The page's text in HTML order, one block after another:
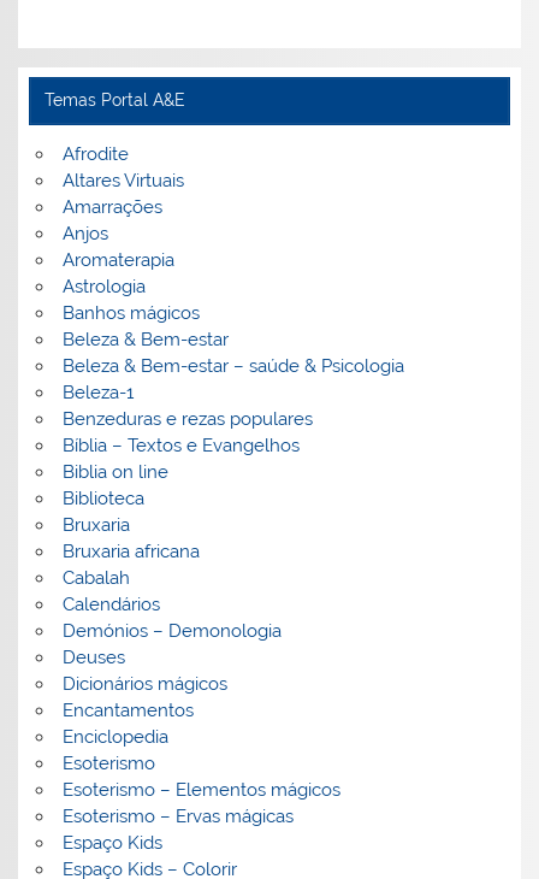
Temas Portal A&E
Afrodite
Altares Virtuais
Amarrações
Anjos
Aromaterapia
Astrologia
Banhos mágicos
Beleza & Bem-estar
Beleza & Bem-estar – saúde & Psicologia
Beleza-1
Benzeduras e rezas populares
Bíblia – Textos e Evangelhos
Biblia on line
Biblioteca
Bruxaria
Bruxaria africana
Cabalah
Calendários
Demónios – Demonologia
Deuses
Dicionários mágicos
Encantamentos
Enciclopedia
Esoterismo
Esoterismo – Elementos mágicos
Esoterismo – Ervas mágicas
Espaço Kids
Espaço Kids – Colorir